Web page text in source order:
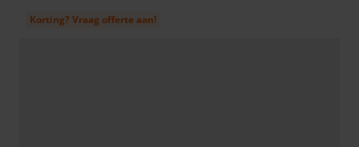
Korting? Vraag offerte aan!